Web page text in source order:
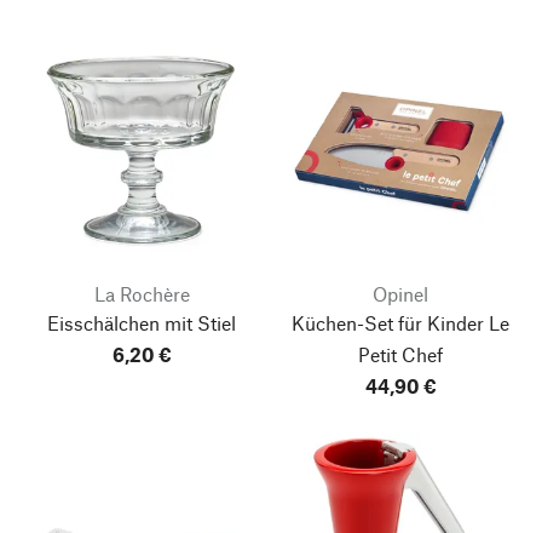
La Rochère
Eisschälchen mit Stiel
6,20 €
Opinel
Küchen-Set für Kinder Le
Petit Chef
44,90 €